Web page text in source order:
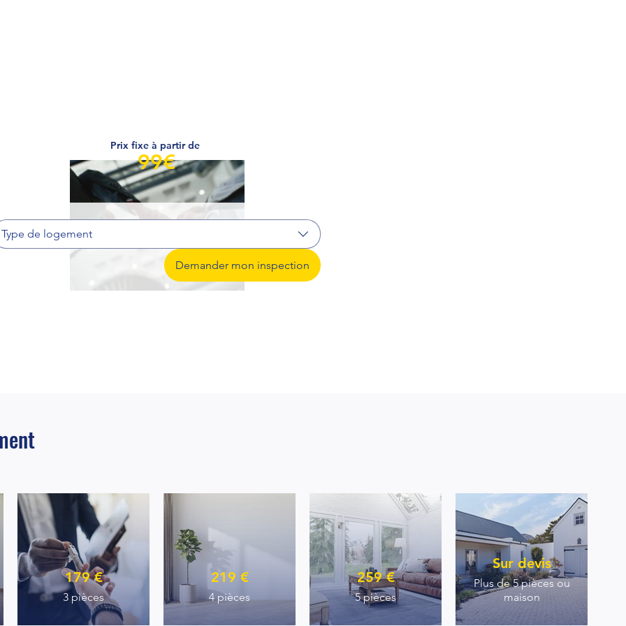
Prix fixe à partir de
99€
Type de logement
Demander mon inspection
179 €
3 pièces
219 €
4 pièces
259 €
5 pièces
Sur devis
Plus de 5 pièces ou
maison